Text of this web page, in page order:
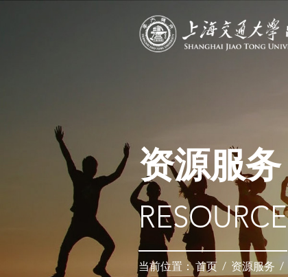
资源服务
RESOURCE
当前位置：首页 / 资源服务 /